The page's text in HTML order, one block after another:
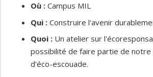
Où : Campus MIL
Qui : Construire l'avenir
Quoi : Un atelier sur
possibilité de faire partie de notre
d'éco-escouade.